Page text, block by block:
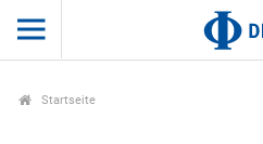
Startseite